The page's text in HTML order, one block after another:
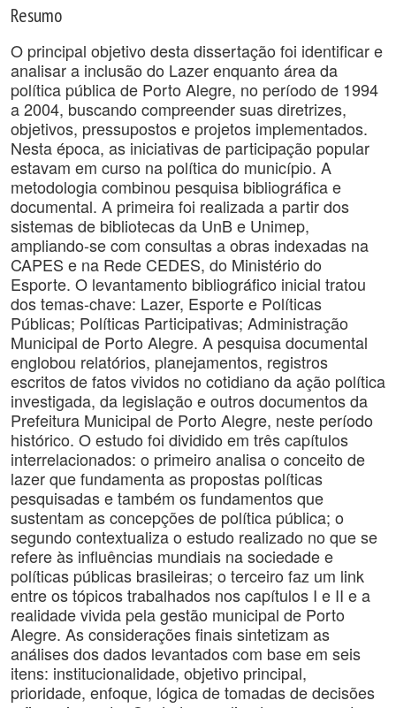
Resumo
O principal objetivo desta dissertação foi identificar e
analisar a inclusão do Lazer enquanto área da
política pública de Porto Alegre, no período de 1994
a 2004, buscando compreender suas diretrizes,
objetivos, pressupostos e projetos implementados.
Nesta época, as iniciativas de participação popular
estavam em curso na política do município. A
metodologia combinou pesquisa bibliográfica e
documental. A primeira foi realizada a partir dos
sistemas de bibliotecas da UnB e Unimep,
ampliando-se com consultas a obras indexadas na
CAPES e na Rede CEDES, do Ministério do
Esporte. O levantamento bibliográfico inicial tratou
dos temas-chave: Lazer, Esporte e Políticas
Públicas; Políticas Participativas; Administração
Municipal de Porto Alegre. A pesquisa documental
englobou relatórios, planejamentos, registros
escritos de fatos vividos no cotidiano da ação política
investigada, da legislação e outros documentos da
Prefeitura Municipal de Porto Alegre, neste período
histórico. O estudo foi dividido em três capítulos
interrelacionados: o primeiro analisa o conceito de
lazer que fundamenta as propostas políticas
pesquisadas e também os fundamentos que
sustentam as concepções de política pública; o
segundo contextualiza o estudo realizado no que se
refere às influências mundiais na sociedade e
políticas públicas brasileiras; o terceiro faz um link
entre os tópicos trabalhados nos capítulos I e II e a
realidade vivida pela gestão municipal de Porto
Alegre. As considerações finais sintetizam as
análises dos dados levantados com base em seis
itens: institucionalidade, objetivo principal,
prioridade, enfoque, lógica de tomadas de decisões